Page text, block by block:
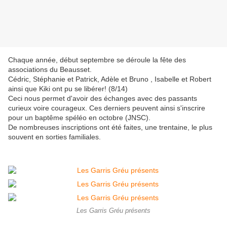
Chaque année, début septembre se déroule la fête des
associations du Beausset.
Cédric, Stéphanie et Patrick, Adèle et Bruno , Isabelle et Robert
ainsi que Kiki ont pu se libérer! (8/14)
Ceci nous permet d'avoir des échanges avec des passants
curieux voire courageux. Ces derniers peuvent ainsi s'inscrire
pour un baptême spéléo en octobre (JNSC).
De nombreuses inscriptions ont été faites, une trentaine, le plus
souvent en sorties familiales.
Les Garris Gréu présents